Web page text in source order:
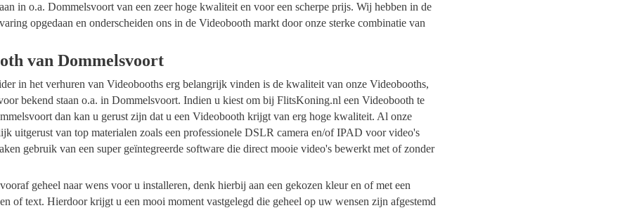
in o.a. Dommelsvoort van een zeer hoge kwaliteit en voor een scherpe prijs. Wij hebben in de
opgedaan en onderscheiden ons in de Videobooth markt door onze sterke combinatie van
van Dommelsvoort
in het verhuren van Videobooths erg belangrijk vinden is de kwaliteit van onze Videobooths,
bekend staan o.a. in Dommelsvoort. Indien u kiest om bij FlitsKoning.nl een Videobooth te
dan kan u gerust zijn dat u een Videobooth krijgt van erg hoge kwaliteit. Al onze
uitgerust van top materialen zoals een professionele DSLR camera en/of IPAD voor video's
gebruik van een super geïntegreerde software die direct mooie video's bewerkt met of zonder
geheel naar wens voor u installeren, denk hierbij aan een gekozen kleur en of met een
of text. Hierdoor krijgt u een mooi moment vastgelegd die geheel op uw wensen zijn afgestemd